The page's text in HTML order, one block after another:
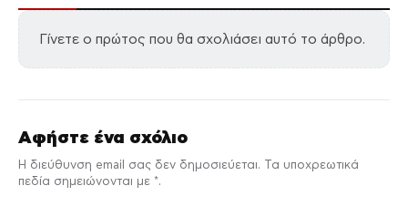
Γίνετε ο πρώτος που θα σχολιάσει αυτό το άρθρο.
Αφήστε ένα σχόλιο
Η διεύθυνση email σας δεν δημοσιεύεται. Τα υποχρεωτικά
πεδία σημειώνονται με *.